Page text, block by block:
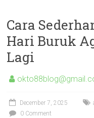
Cara
Hari Buruk
Lagi
December 7, 2025
0 Comment